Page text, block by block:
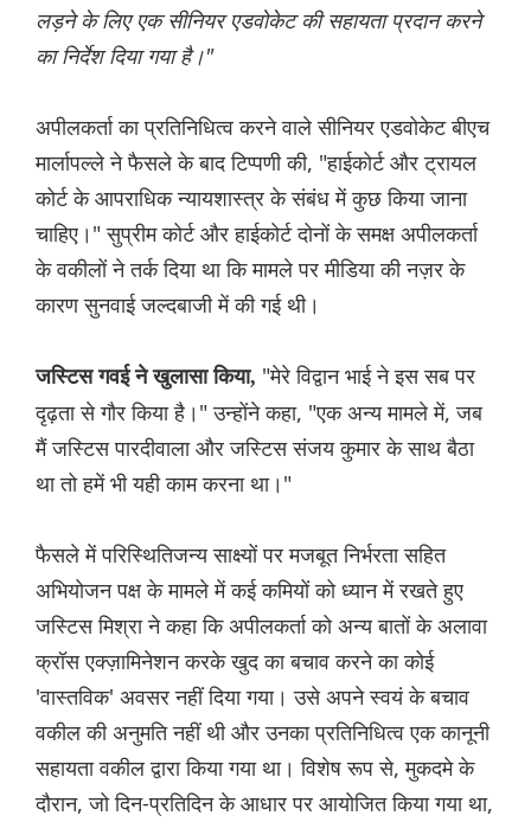
लड़ने के लिए एक सीनियर एडवोकेट की सहायता प्रदान करने
का निर्देश दिया गया है।"
अपीलकर्ता का प्रतिनिधित्व करने वाले सीनियर एडवोकेट बीएच
मार्लापल्ले ने फैसले के बाद टिप्पणी की, "हाईकोर्ट और ट्रायल
कोर्ट के आपराधिक न्यायशास्त्र के संबंध में कुछ किया जाना
चाहिए।" सुप्रीम कोर्ट और हाईकोर्ट दोनों के समक्ष अपीलकर्ता
के वकीलों ने तर्क दिया था कि मामले पर मीडिया की नज़र के
कारण सुनवाई जल्दबाजी में की गई थी।
जस्टिस गवई ने खुलासा किया, "मेरे विद्वान भाई ने इस सब पर
दृढ़ता से गौर किया है।" उन्होंने कहा, "एक अन्य मामले में, जब
मैं जस्टिस पारदीवाला और जस्टिस संजय कुमार के साथ बैठा
था तो हमें भी यही काम करना था।"
फैसले में परिस्थितिजन्य साक्ष्यों पर मजबूत निर्भरता सहित
अभियोजन पक्ष के मामले में कई कमियों को ध्यान में रखते हुए
जस्टिस मिश्रा ने कहा कि अपीलकर्ता को अन्य बातों के अलावा
क्रॉस एक्ज़ामिनेशन करके खुद का बचाव करने का कोई
'वास्तविक' अवसर नहीं दिया गया। उसे अपने स्वयं के बचाव
वकील की अनुमति नहीं थी और उनका प्रतिनिधित्व एक कानूनी
सहायता वकील द्वारा किया गया था। विशेष रूप से, मुकदमे के
दौरान, जो दिन-प्रतिदिन के आधार पर आयोजित किया गया था,